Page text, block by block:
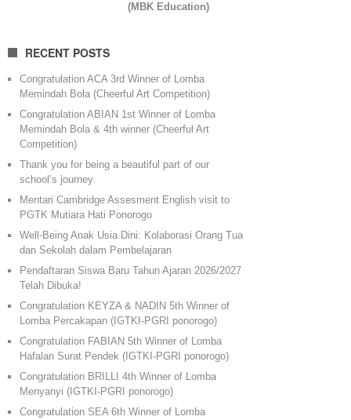
(MBK Education)
RECENT POSTS
Congratulation ACA 3rd Winner of Lomba
Memindah Bola (Cheerful Art Competition)
Congratulation ABIAN 1st Winner of Lomba
Memindah Bola & 4th winner (Cheerful Art
Competition)
Thank you for being a beautiful part of our
school’s journey.
Mentari Cambridge Assesment English visit to
PGTK Mutiara Hati Ponorogo
Well-Being Anak Usia Dini: Kolaborasi Orang Tua
dan Sekolah dalam Pembelajaran
Pendaftaran Siswa Baru Tahun Ajaran 2026/2027
Telah Dibuka!
Congratulation KEYZA & NADIN 5th Winner of
Lomba Percakapan (IGTKI-PGRI ponorogo)
Congratulation FABIAN 5th Winner of Lomba
Hafalan Surat Pendek (IGTKI-PGRI ponorogo)
Congratulation BRILLI 4th Winner of Lomba
Menyanyi (IGTKI-PGRI ponorogo)
Congratulation SEA 6th Winner of Lomba